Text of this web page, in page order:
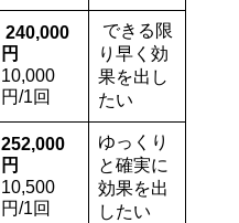
240,000
円
10,000
円/1回
できる限
り早く効
果を出し
たい
252,000
円
10,500
円/1回
ゆっくり
と確実に
効果を出
したい